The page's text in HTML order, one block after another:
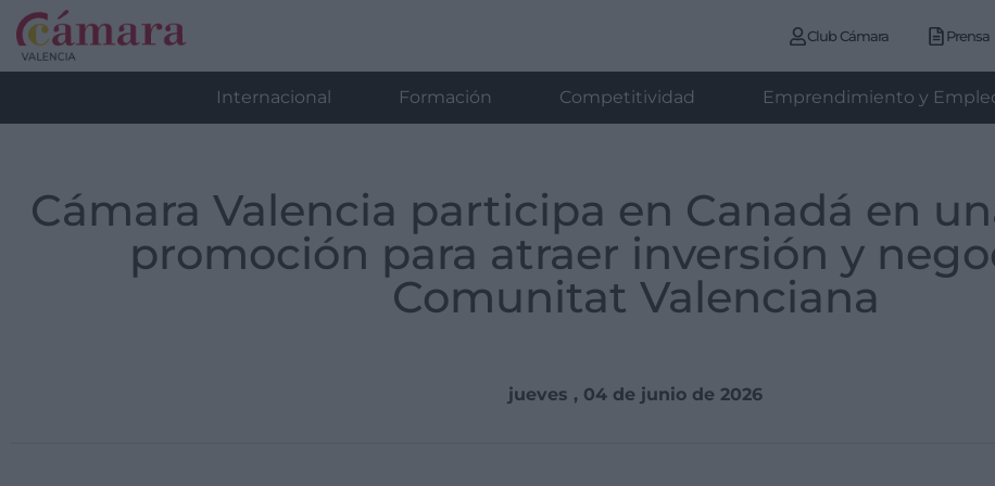
Club Cámara Prensa
Internacional Formación Competitividad Emprendimiento y
Cámara Valencia participa en Canadá en
promoción para atraer inversión y
Comunitat Valenciana
jueves , 04 de junio de 2026